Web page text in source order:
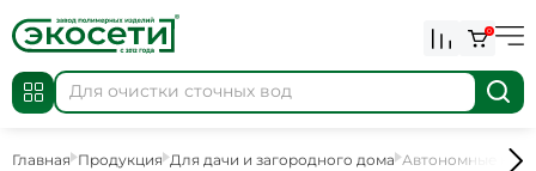
0
Главная Продукция Для дачи и загородного дома Автономные